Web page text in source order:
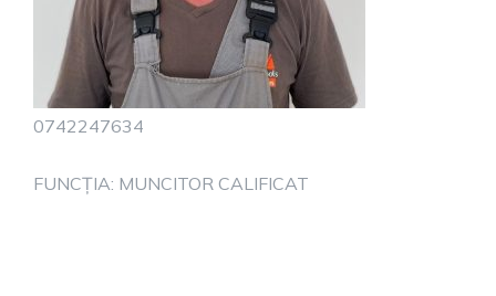
0742247634
FUNCȚIA: MUNCITOR CALIFICAT